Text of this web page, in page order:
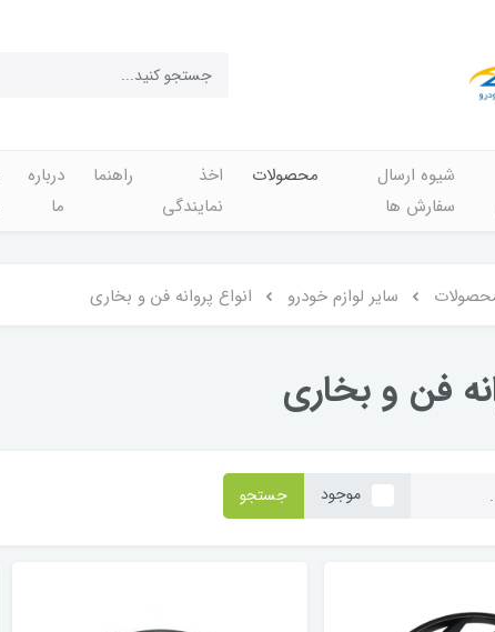
شیوه ارسال
سفارش ها
محصولات
اخذ
نمایندگی
راهنما
درباره
ما
سایر لوازم خودرو انواع پروانه فن و بخاری
فن و بخاری
موجود جستجو